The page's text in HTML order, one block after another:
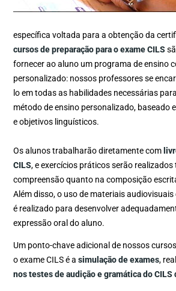
específica voltada para a obtenção da
cursos de preparação para o exame CILS
fornecer ao aluno um programa de ensino
personalizado: nossos professores se
lo em todas as habilidades necessárias
método de ensino personalizado, baseado
e objetivos linguísticos.
Os alunos trabalharão diretamente com
CILS, e exercícios práticos serão realizados
compreensão quanto na composição
Além disso, o uso de materiais
é realizado para desenvolver
expressão oral do aluno.
Um ponto-chave adicional de nossos
o exame CILS é a simulação de exames,
nos testes de audição e gramática do